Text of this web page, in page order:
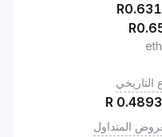
R
R
التاريخي
R
المتداول